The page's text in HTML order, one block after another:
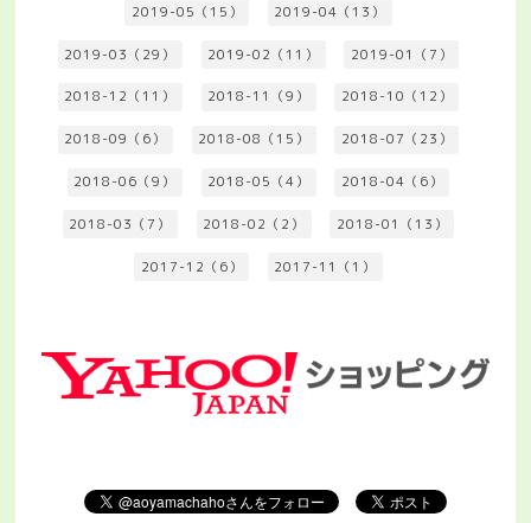
2019-05（15） 2019-04（13）
2019-03（29） 2019-02（11） 2019-01（7）
2018-12（11） 2018-11（9） 2018-10（12）
2018-09（6） 2018-08（15） 2018-07（23）
2018-06（9） 2018-05（4） 2018-04（6）
2018-03（7） 2018-02（2） 2018-01（13）
2017-12（6） 2017-11（1）